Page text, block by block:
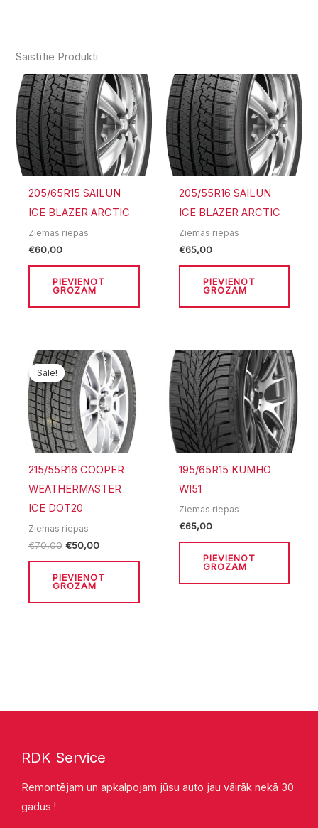
Saistītie Produkti
205/65R15 SAILUN
ICE BLAZER ARCTIC
Ziemas riepas
€60,00
PIEVIENOT
GROZAM
205/55R16 SAILUN
ICE BLAZER ARCTIC
Ziemas riepas
€65,00
PIEVIENOT
GROZAM
Sale!
Sale!
215/55R16 COOPER
WEATHERMASTER
ICE DOT20
Ziemas riepas
€70,00
Original
price
was:
€70,00.
€50,00
Current
price
is:
€50,00.
PIEVIENOT
GROZAM
195/65R15 KUMHO
WI51
Ziemas riepas
€65,00
PIEVIENOT
GROZAM
RDK Service
Remontējam un apkalpojam jūsu auto jau vāirāk nekā 30
gadus !